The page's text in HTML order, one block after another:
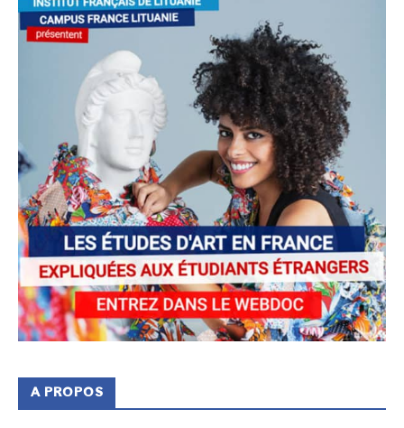
A PROPOS